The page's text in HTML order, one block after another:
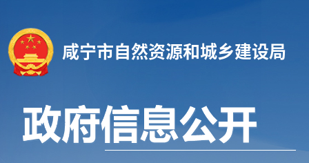
咸宁市自然资源和城乡建设局